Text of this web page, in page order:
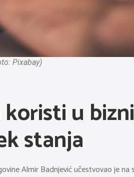
Pixabay)
u
stanja
Almir Badnjević učestvovao je